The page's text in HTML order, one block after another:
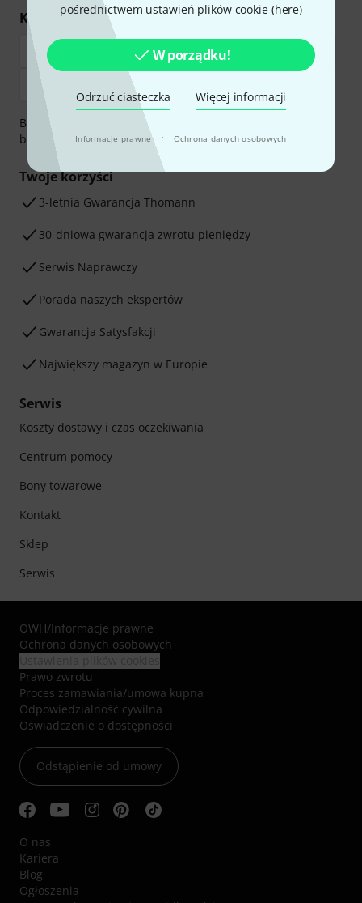
pośrednictwem ustawień plików cookie (here)
W porządku!
Odrzuć ciasteczka Więcej informacji
Informacje prawne · Ochrona danych osobowych
Kupuj i płać bezpiecznie
Bezpieczna płatność przez Za pobraniem, Przelew
bankowy, PayPal, Blik lub Karta kredytowa.
Twoje korzyści
3-letnia Gwarancja Thomann
30-dniowa gwarancja zwrotu pieniędzy
Serwis Naprawczy
Porada naszych ekspertów
Gwarancja Satysfakcji
Największy magazyn w Europie
Serwis
Koszty dostawy i czas oczekiwania
Centrum pomocy
Bony towarowe
Kontakt
Sklep
Serwis
OWH/Informacje prawne
Ochrona danych osobowych
Prawo zwrotu
Proces zamawiania/umowa kupna
Odpowiedzialność cywilna
Oświadczenie o dostępności
Odstąpienie od umowy
O nas
Kariera
Blog
Ogłoszenia